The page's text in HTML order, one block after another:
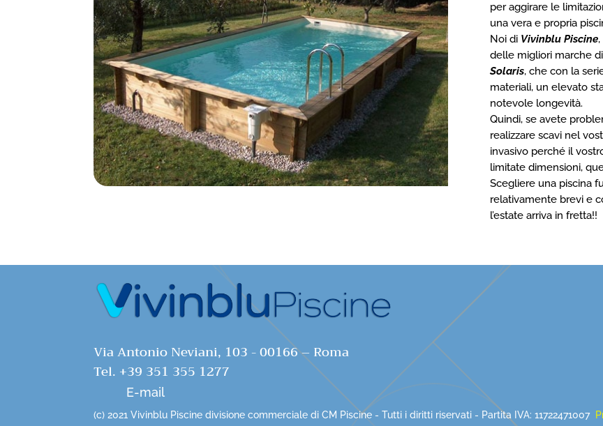
per aggirare le
una vera e propria
Noi di Vivinblu Piscine,
delle migliori marche
Solaris, che con la
materiali, un elevato
notevole longevità.
Quindi, se avete
realizzare scavi nel
invasivo perché il
limitate dimensioni,
Scegliere una piscina
relativamente brevi e
l’estate arriva in fretta!!
Via Antonio Neviani, 103 - 00166 – Roma
Tel. +39 351 355 1277
E-mail
(c) 2021 Vivinblu Piscine divisione commerciale di CM Piscine - Tutti i diritti riservati - Partita IVA: 11722471007